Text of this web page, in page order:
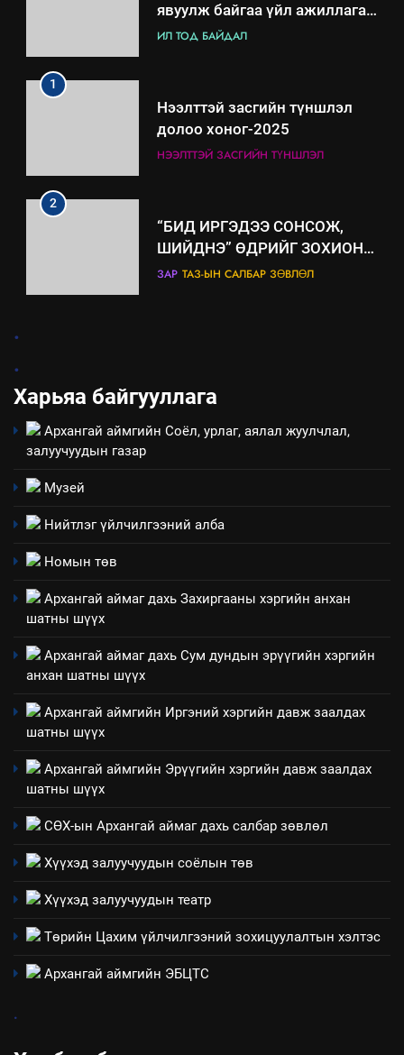
явуулж байгаа үйл ажиллагаа,
үйлдвэрлэл, үйлчилгээ,
үзүүлэх буюу үзүүлж байгаа
нөлөөллийн талаарх
мэдээлэл
ИЛ ТОД БАЙДАЛ
1
Нээлттэй засгийн түншлэл
долоо хоног-2025
НЭЭЛТТЭЙ ЗАСГИЙН ТҮНШЛЭЛ
2
“БИД ИРГЭДЭЭ СОНСОЖ,
ШИЙДНЭ” ӨДРИЙГ ЗОХИОН
БАЙГУУЛНА
ЗАР ТАЗ-ЫН САЛБАР ЗӨВЛӨЛ
4
ажиллагааны жилийн
5
салбар зөвлөл” аяны хүрээнд
хэмжээний төлөвлөгөө
6
Санхүүгийн тайланд хийсэн
аудитын дүгнэлт
7
Үйл ажиллагаандаа мөрдөж
ИЛ ТОД БАЙДАЛ
Мэдээлэл хариуцагчийн
үйлдвэрлэл, үйлчилгээ,
.
.
Харьяа байгууллага
Архангай аймгийн Соёл, урлаг, аялал жуулчлал,
залуучуудын газар
Музей
Нийтлэг үйлчилгээний алба
Номын төв
Архангай аймаг дахь Захиргааны хэргийн анхан
шатны шүүх
Архангай аймаг дахь Сум дундын эрүүгийн хэргийн
анхан шатны шүүх
Архангай аймгийн Иргэний хэргийн давж заалдах
шатны шүүх
Архангай аймгийн Эрүүгийн хэргийн давж заалдах
шатны шүүх
СӨХ-ын Архангай аймаг дахь салбар зөвлөл
Хүүхэд залуучуудын соёлын төв
Хүүхэд залуучуудын театр
Төрийн Цахим үйлчилгээний зохицуулалтын хэлтэс
Архангай аймгийн ЭБЦТС
.